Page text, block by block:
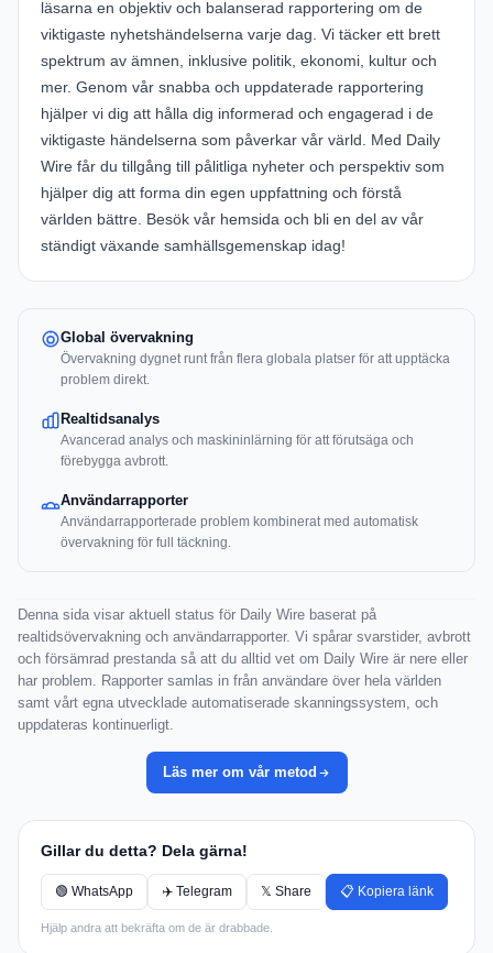
läsarna en objektiv och balanserad rapportering om de
viktigaste nyhetshändelserna varje dag. Vi täcker ett brett
spektrum av ämnen, inklusive politik, ekonomi, kultur och
mer. Genom vår snabba och uppdaterade rapportering
hjälper vi dig att hålla dig informerad och engagerad i de
viktigaste händelserna som påverkar vår värld. Med Daily
Wire får du tillgång till pålitliga nyheter och perspektiv som
hjälper dig att forma din egen uppfattning och förstå
världen bättre. Besök vår hemsida och bli en del av vår
ständigt växande samhällsgemenskap idag!
Global övervakning
Övervakning dygnet runt från flera globala platser för att upptäcka
problem direkt.
Realtidsanalys
Avancerad analys och maskininlärning för att förutsäga och
förebygga avbrott.
Användarrapporter
Användarrapporterade problem kombinerat med automatisk
övervakning för full täckning.
Denna sida visar aktuell status för Daily Wire baserat på
realtidsövervakning och användarrapporter. Vi spårar svarstider, avbrott
och försämrad prestanda så att du alltid vet om Daily Wire är nere eller
har problem. Rapporter samlas in från användare över hela världen
samt vårt egna utvecklade automatiserade skanningssystem, och
uppdateras kontinuerligt.
Läs mer om vår metod
Gillar du detta? Dela gärna!
🟢 WhatsApp ✈️ Telegram 𝕏 Share 📋 Kopiera länk
Hjälp andra att bekräfta om de är drabbade.